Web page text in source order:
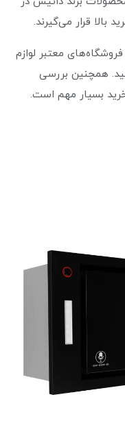
بالا قرار می‌گیرند.
معتبر لوازم
همچنین بررسی
بسیار مهم است.